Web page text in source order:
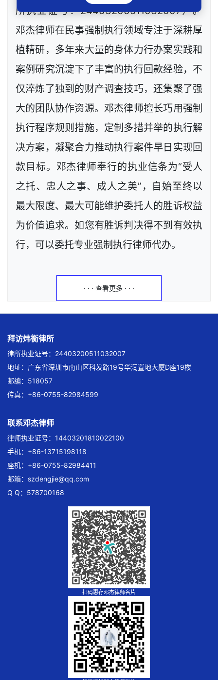
所执业证号：24403200511032007）。
邓杰律师在民事强制执行领域专注于深耕厚
植精研，多年来大量的身体力行办案实践和
案例研究沉淀下了丰富的执行回款经验，不
仅淬炼了独到的财产调查技巧，还集聚了强
大的团队协作资源。邓杰律师擅长巧用强制
执行程序规则措施，定制多措并举的执行解
决方案，凝聚合力推动执行案件早日实现回
款目标。邓杰律师奉行的执业信条为“受人
之托、忠人之事、成人之美”，自始至终以
最大限度、最大可能维护委托人的胜诉权益
为价值追求。如您有胜诉判决得不到有效执
行，可以委托专业强制执行律师代办。
· · · 查看更多 · · ·
拜访炜衡律所
律所执业证号：24403200511032007
地址：广东省深圳市南山区科发路19号华润置地大厦D座19楼
邮编：518057
传真：+86-0755-82984599
联系邓杰律师
律师执业证号：14403201810022100
手机：+86-13715198118
座机：+86-0755-82984411
邮箱： szdengjie@qq.com
Q Q：578700168
扫码惠存邓杰律师名片